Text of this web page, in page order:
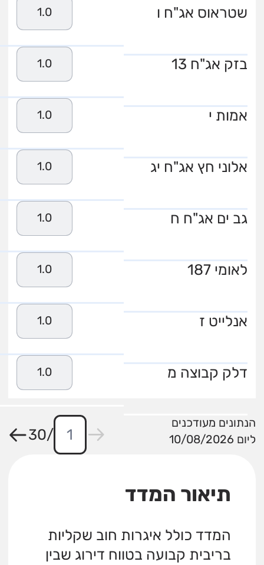
שטראוס אג"ח ו 1.0
בזק אג"ח 13 1.0
אמות י 1.0
אלוני חץ אג"ח יג 1.0
גב ים אג"ח ח 1.0
לאומי 187 1.0
אנלייט ז 1.0
דלק קבוצה מ 1.0
הנתונים מעודכנים
ליום 10/08/2026
/
30
תיאור המדד
המדד כולל איגרות חוב שקליות
בריבית קבועה בטווח דירוג שבין